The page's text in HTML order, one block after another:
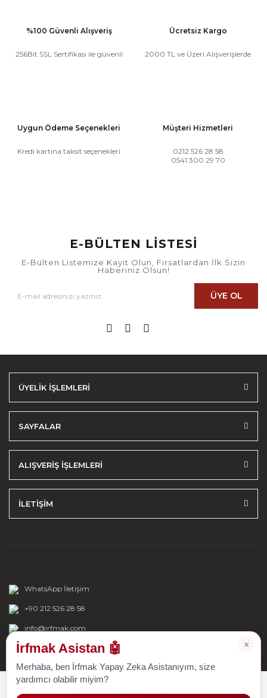
%100 Güvenli Alışveriş
256Bit SSL Sertifikası ile güvenli
Ücretsiz Kargo
2000 TL ve Üzeri Alışverişlerde
Uygun Ödeme Seçenekleri
Kredi kartına taksit seçenekleri
Müşteri Hizmetleri
0212 526 28 58
0541 300 29 70
E-BÜLTEN LİSTESİ
E-Bülten Listemize Kayıt Olun, Fırsatlardan İlk Sizin
Haberiniz Olsun!
ÜYE OL
ÜYELİK İŞLEMLERİ
SAYFALAR
ALIŞVERİŞ İŞLEMLERİ
İLETİŞİM
WhatsApp İletişim
+90 212 526 28 58
info@irfmak.com
×
İrfmak Asistan 🤖
Merhaba, ben İrfmak Yapay Zeka Asistanıyım, size
yardımcı olabilir miyim?